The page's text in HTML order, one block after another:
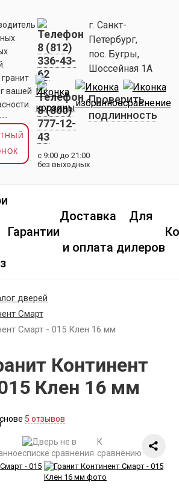
вашей
8 (812)
336-43-
62
8 (800)
777-12-
43
с 9:00 до 21:00
без выходных
г. Санкт-
Петербург,
пос. Бугры,
Шоссейная 1А
Проверить
подлинность
Гарантии
Доставка
и оплата
Для
дилеров
дверей
Смарт
Смарт - 015 Клен 16 мм
Континент
Клен 16 мм
5 отзывов
К
сравнению